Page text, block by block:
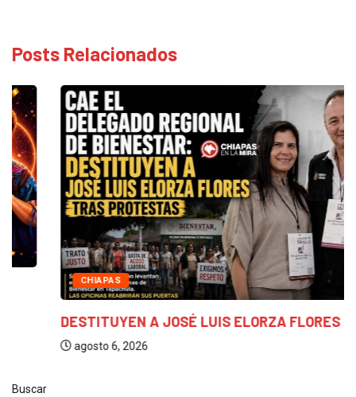
Posts Relacionados
CHIAPAS
DESTITUYEN A JOSÉ LUIS ELORZA FLORES TRAS...
agosto 6, 2026
Buscar